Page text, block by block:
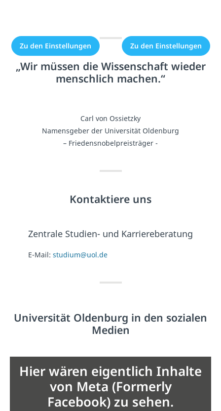
Zu den Einstellungen Zu den Einstellungen
„Wir müssen die Wissenschaft wieder
menschlich machen.“
Carl von Ossietzky
Namensgeber der Universität Oldenburg
– Friedensnobelpreisträger -
Kontaktiere uns
Zentrale Studien- und Karriereberatung
E-Mail: studium@uol.de
Universität Oldenburg in den sozialen
Medien
Hier wären eigentlich Inhalte
von Meta (Formerly
Facebook) zu sehen.